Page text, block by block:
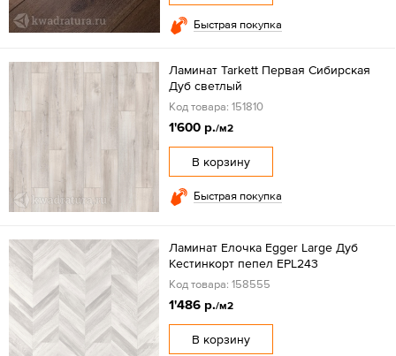
Быстрая покупка
Ламинат Tarkett Первая Сибирская
Дуб светлый
Код товара: 151810
1'600 р./м2
В корзину
Быстрая покупка
Ламинат Елочка Egger Large Дуб
Кестинкорт пепел EPL243
Код товара: 158555
1'486 р./м2
В корзину